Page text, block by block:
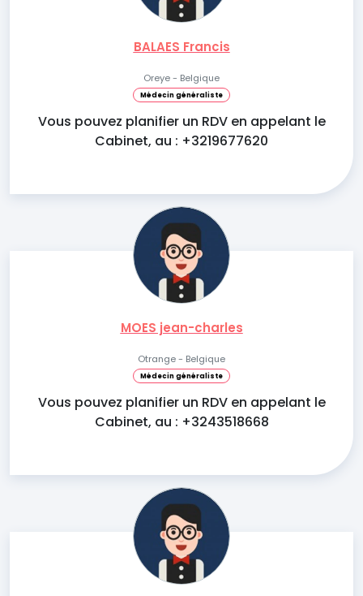
BALAES Francis
Oreye - Belgique
Médecin généraliste
Vous pouvez planifier un RDV en appelant le
Cabinet, au : +3219677620
MOES jean-charles
Otrange - Belgique
Médecin généraliste
Vous pouvez planifier un RDV en appelant le
Cabinet, au : +3243518668